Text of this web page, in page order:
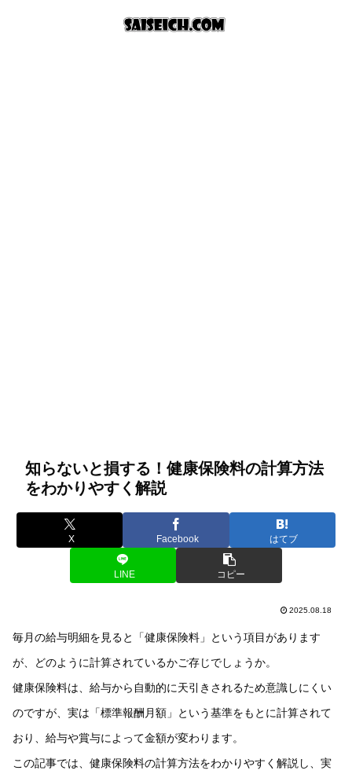
知らないと損する！健康保険料の計算方法
をわかりやすく解説
X Facebook はてブ
LINE コピー
2025.08.18
毎月の給与明細を見ると「健康保険料」という項目があります
が、どのように計算されているかご存じでしょうか。
健康保険料は、給与から自動的に天引きされるため意識しにくい
のですが、実は「標準報酬月額」という基準をもとに計算されて
おり、給与や賞与によって金額が変わります。
この記事では、健康保険料の計算方法をわかりやすく解説し、実